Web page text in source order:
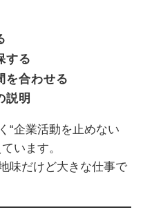
する
を合わせる
説明
“企業活動を止めない
います。
味だけど大きな仕事で